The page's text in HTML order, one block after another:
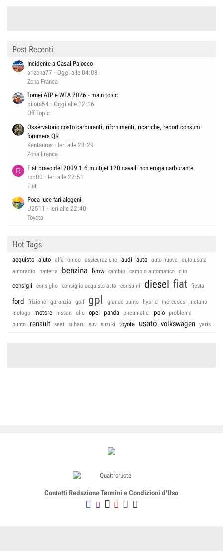
Post Recenti
Incidente a Casal Palocco
arizona77
Oggi alle 04:08
Zona Franca
Tornei ATP e WTA 2026 - main topic
pilota54
Oggi alle 02:16
Off Topic
Osservatorio costo carburanti, rifornimenti, ricariche, report consumi
forumers QR
Kentauros
Ieri alle 23:29
Zona Franca
R
Fiat bravo del 2009 1.6 multijet 120 cavalli non eroga carburante
rob00
Ieri alle 22:51
Fiat
Poca luce fari alogeni
U2511
Ieri alle 22:40
Toyota
Hot Tags
acquisto aiuto alfa romeo assicurazione audi auto auto nuova
auto usata
autoradio
batteria benzina bmw cambio cambio automatico clio
consigli consiglio consiglio acquisto auto consumi diesel fiat fiesta
ford frizione garanzia golf gpl grande punto hybrid mercedes
metano
motogp
motore nissan olio opel panda pneumatici polo
problema
punto
renault seat subaru suv suzuki toyota usato volkswagen yaris
Contatti Redazione Termini e Condizioni d'Uso